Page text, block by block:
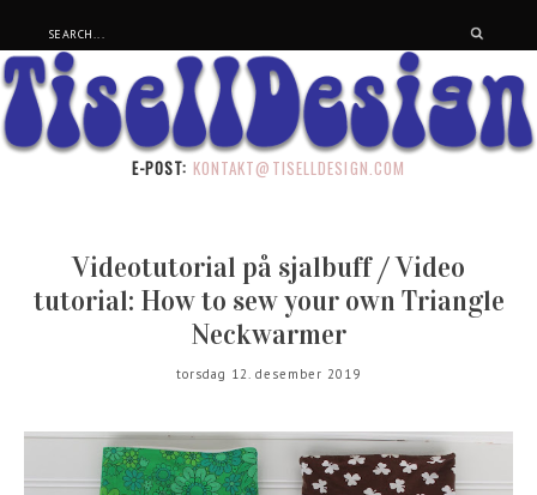
E-POST: KONTAKT@TISELLDESIGN.COM
Videotutorial på sjalbuff / Video
tutorial: How to sew your own Triangle
Neckwarmer
torsdag 12. desember 2019